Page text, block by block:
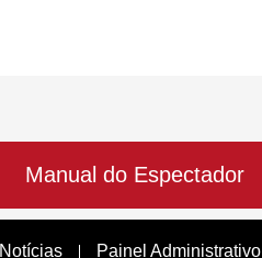
Manual do Espectador
Notícias Painel Administrativo